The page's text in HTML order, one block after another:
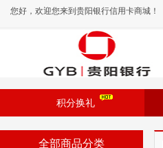
您好，欢迎您来到贵阳银行信用卡商城！
积分换礼
全部商品分类